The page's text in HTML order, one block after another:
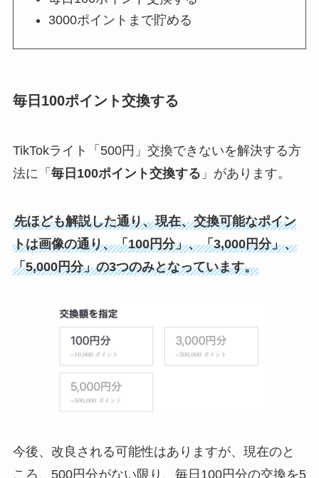
3000ポイントまで貯める
毎日100ポイント交換する
TikTokライト「500円」交換できないを解決する方
法に「 毎日100ポイント交換する 」があります。
先ほども解説した通り、現在、交換可能なポイン
トは画像の通り、「100円分」、「3,000円分」、
「5,000円分」の3つのみとなっています。
今後、改良される可能性はありますが、現在のと
ころ、500円分がない限り、毎日100円分の交換を5